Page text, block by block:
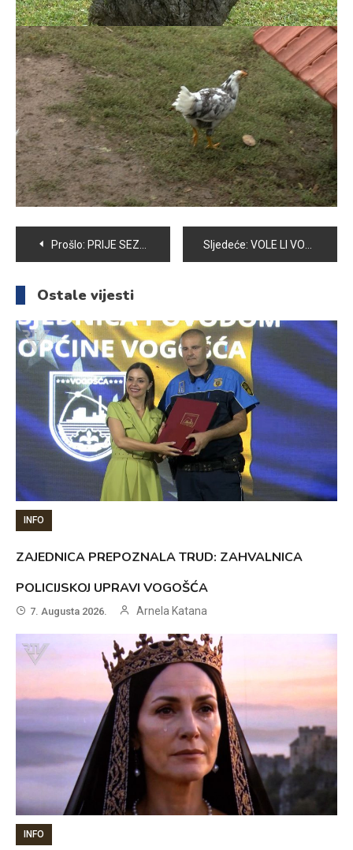
Navigacija
članaka
Prošlo: PRIJE SEZONE GRIJANJA OBAVEZNO PREGLEDATI DIMNJAKE Sljedeće: VOLE LI VOGOŠĆANI JESEN?
Ostale vijesti
INFO
ZAJEDNICA PREPOZNALA TRUD: ZAHVALNICA
POLICIJSKOJ UPRAVI VOGOŠĆA
7. Augusta 2026. Arnela Katana
INFO